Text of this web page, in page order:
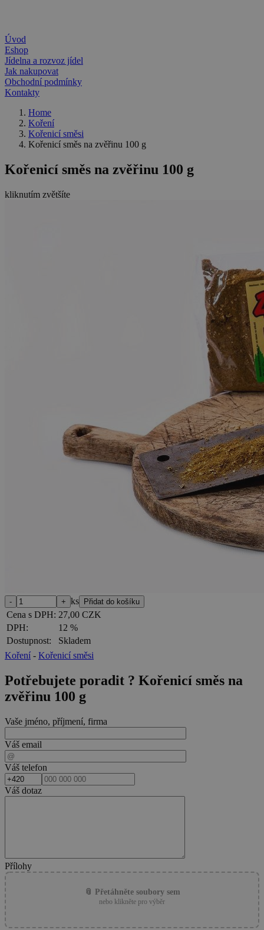
Úvod
Eshop
Jídelna a rozvoz jídel
Jak nakupovat
Obchodní podmínky
Kontakty
Home
Koření
Kořenicí směsi
Kořenicí směs na zvěřinu 100 g
Kořenicí směs na zvěřinu 100 g
kliknutím zvětšíte
ks
Cena s DPH: 27,00 CZK
DPH:
12 %
Dostupnost:
Skladem
Koření - Kořenicí směsi
Potřebujete poradit ? Kořenicí směs na
zvěřinu 100 g
Vaše jméno, příjmení, firma
Váš email
Váš telefon
Váš dotaz
Přílohy
📎 Přetáhněte soubory sem
nebo klikněte pro výběr